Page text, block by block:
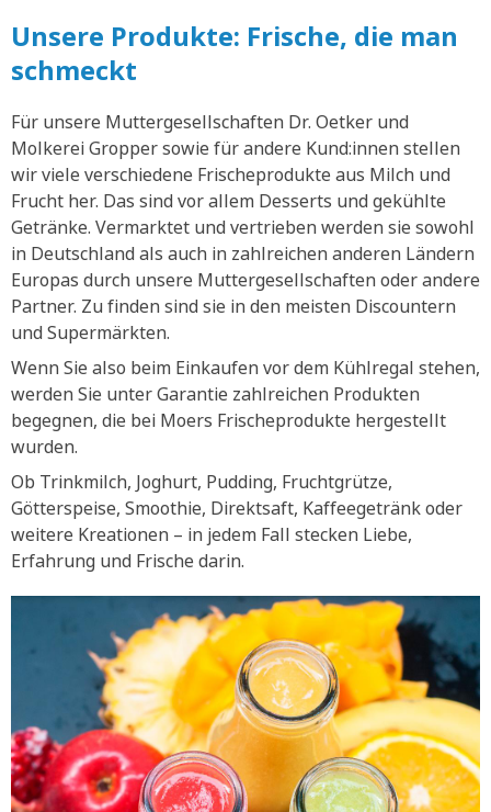
Unsere Produkte: Frische, die man
schmeckt
Für unsere Muttergesellschaften Dr. Oetker und
Molkerei Gropper sowie für andere Kund:innen stellen
wir viele verschiedene Frischeprodukte aus Milch und
Frucht her. Das sind vor allem Desserts und gekühlte
Getränke. Vermarktet und vertrieben werden sie sowohl
in Deutschland als auch in zahlreichen anderen Ländern
Europas durch unsere Muttergesellschaften oder andere
Partner. Zu finden sind sie in den meisten Discountern
und Supermärkten.
Wenn Sie also beim Einkaufen vor dem Kühlregal stehen,
werden Sie unter Garantie zahlreichen Produkten
begegnen, die bei Moers Frischeprodukte hergestellt
wurden.
Ob Trinkmilch, Joghurt, Pudding, Fruchtgrütze,
Götterspeise, Smoothie, Direktsaft, Kaffeegetränk oder
weitere Kreationen – in jedem Fall stecken Liebe,
Erfahrung und Frische darin.